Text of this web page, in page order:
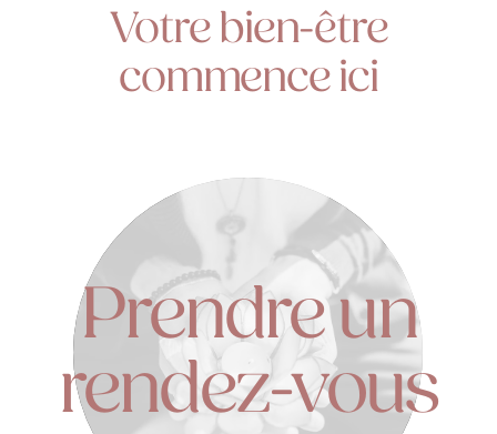
Votre bien-être
commence ici
Prendre un
rendez-vous